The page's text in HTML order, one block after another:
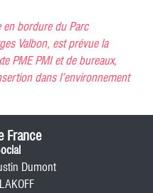
en bordure du Parc
Valbon, est prévue la
PME PMI et de bureaux,
dans l’environnement
France
Dumont